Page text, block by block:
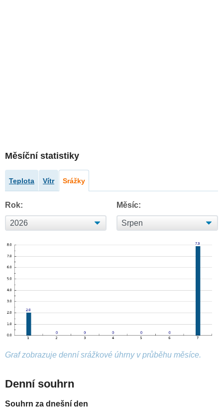
Měsíční statistiky
Teplota Vítr Srážky
Rok: Měsíc:
Graf zobrazuje denní srážkové úhrny v průběhu měsíce.
Denní souhrn
Souhrn za dnešní den